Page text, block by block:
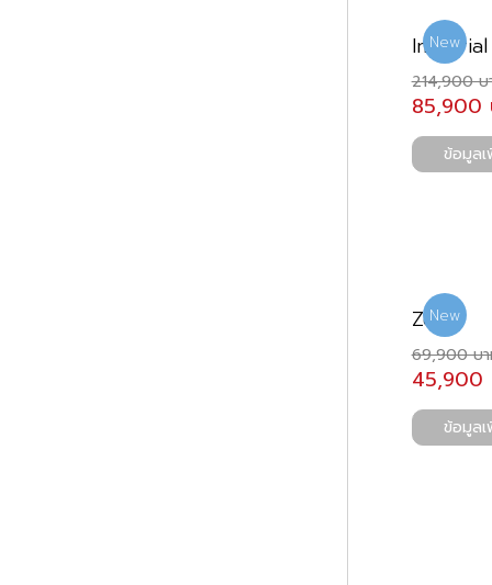
New
214,900 บ
85,900
ข้อมูล
New
Zen
69,900 บ
45,900
ข้อมูล